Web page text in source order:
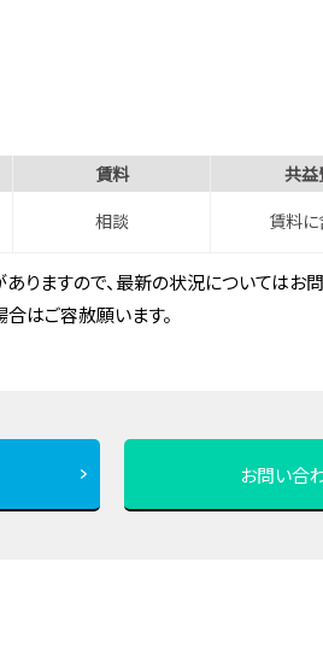
賃料 共益
相談 賃料に
ますので、最新の状況についてはお問
はご容赦願います。
お問い合